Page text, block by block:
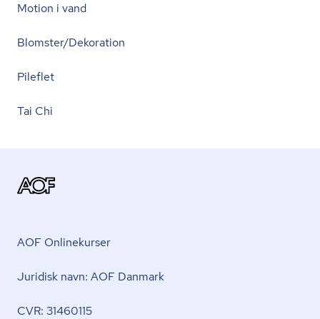
Motion i vand
Blomster/Dekoration
Pileflet
Tai Chi
AOF Onlinekurser
Juridisk navn: AOF Danmark
CVR: 31460115